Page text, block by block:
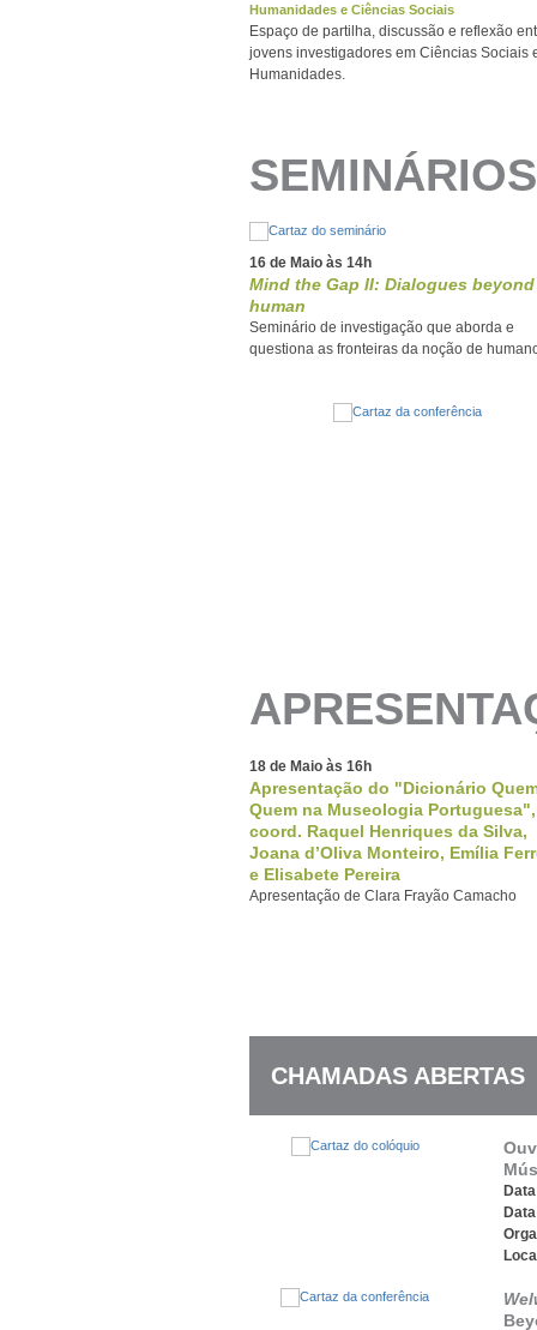
Humanidades e Ciências Sociais
Espaço de partilha, discussão e reflexão
jovens investigadores em Ciências Sociais
Humanidades.
SEMINÁRIOS
16 de Maio às 14h
Mind the Gap II: Dialogues
human
Seminário de investigação que aborda e
questiona as fronteiras da noção de
18 de Maio às 16h
Apresentação do "Dicionário
Quem na Museologia Portuguesa",
coord. Raquel Henriques da Silva,
Joana d’Oliva Monteiro, Emília
e Elisabete Pereira
Apresentação de Clara Frayão Camacho
CHAMADAS ABERTAS